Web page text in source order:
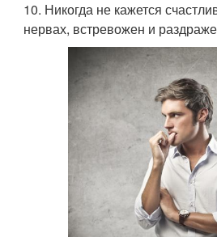
10. Никогда не кажется
нервах, встревожен и